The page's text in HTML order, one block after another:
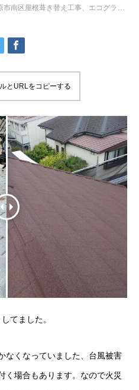
南区屋根葺き替え工事、エコグラー二本体工事
とURLをコピーする
てました。
なくなっていました、台風被害
く場合もあります。なので火災